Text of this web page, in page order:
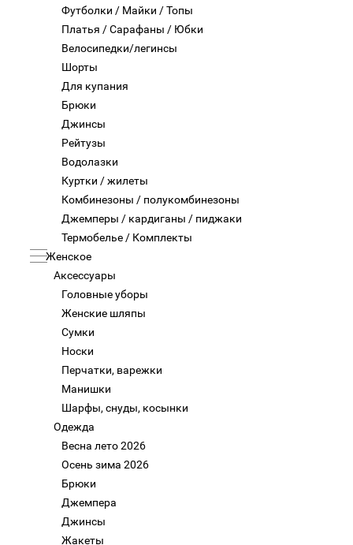
Футболки / Майки / Топы
Платья / Сарафаны / Юбки
Велосипедки/легинсы
Шорты
Для купания
Брюки
Джинсы
Рейтузы
Водолазки
Куртки / жилеты
Комбинезоны / полукомбинезоны
Джемперы / кардиганы / пиджаки
Термобелье / Комплекты
Женское
Аксессуары
Головные уборы
Женские шляпы
Сумки
Носки
Перчатки, варежки
Манишки
Шарфы, снуды, косынки
Одежда
Весна лето 2026
Осень зима 2026
Брюки
Джемпера
Джинсы
Жакеты